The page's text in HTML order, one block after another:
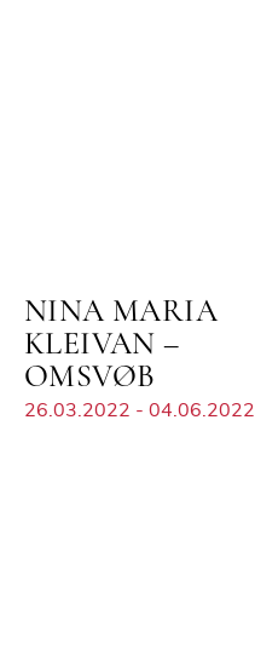
NINA MARIA
KLEIVAN –
OMSVØB
26.03.2022 - 04.06.2022